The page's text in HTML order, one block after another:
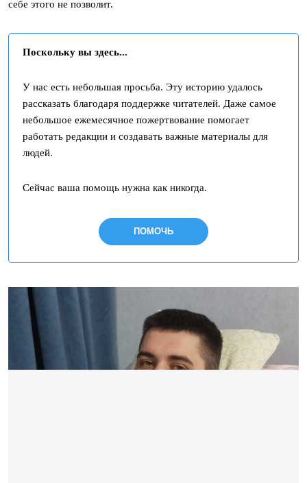
себе этого не позволит.
Поскольку вы здесь...
У нас есть небольшая просьба. Эту историю удалось
рассказать благодаря поддержке читателей. Даже самое
небольшое ежемесячное пожертвование помогает
работать редакции и создавать важные материалы для
людей.
Сейчас ваша помощь нужна как никогда.
ПОМОЧЬ